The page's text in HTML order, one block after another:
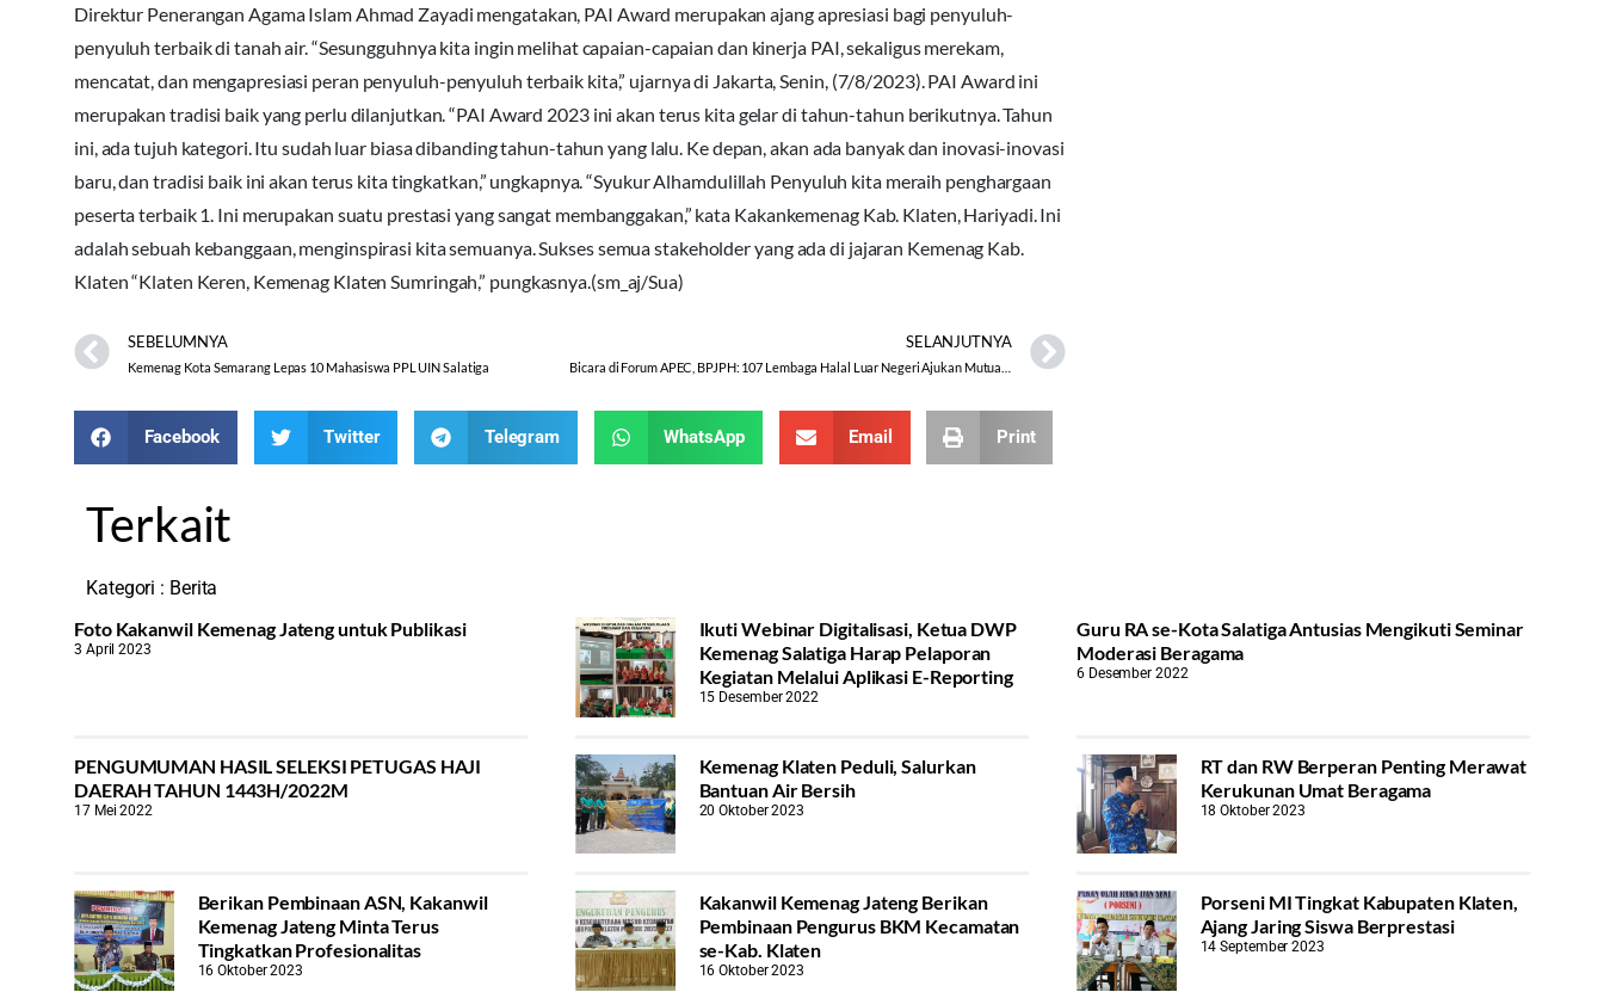
Direktur Penerangan Agama Islam Ahmad Zayadi mengatakan, PAI Award merupakan ajang apresiasi bagi penyuluh-
penyuluh terbaik di tanah air. “Sesungguhnya kita ingin melihat capaian-capaian dan kinerja PAI, sekaligus merekam,
mencatat, dan mengapresiasi peran penyuluh-penyuluh terbaik kita,” ujarnya di Jakarta, Senin, (7/8/2023). PAI Award ini
merupakan tradisi baik yang perlu dilanjutkan. “PAI Award 2023 ini akan terus kita gelar di tahun-tahun berikutnya. Tahun
ini, ada tujuh kategori. Itu sudah luar biasa dibanding tahun-tahun yang lalu. Ke depan, akan ada banyak dan inovasi-inovasi
baru, dan tradisi baik ini akan terus kita tingkatkan,” ungkapnya. “Syukur Alhamdulillah Penyuluh kita meraih penghargaan
peserta terbaik 1. Ini merupakan suatu prestasi yang sangat membanggakan,” kata Kakankemenag Kab. Klaten, Hariyadi. Ini
adalah sebuah kebanggaan, menginspirasi kita semuanya. Sukses semua stakeholder yang ada di jajaran Kemenag Kab.
Klaten “Klaten Keren, Kemenag Klaten Sumringah,” pungkasnya.(sm_aj/Sua)
SEBELUMNYA
Kemenag Kota Semarang Lepas 10 Mahasiswa PPL UIN Salatiga
SELANJUTNYA
Facebook Twitter Telegram WhatsApp Email Print
Terkait
Kategori : Berita
Foto Kakanwil Kemenag Jateng untuk Publikasi
3 April 2023
Ikuti Webinar Digitalisasi, Ketua DWP
Kemenag Salatiga Harap Pelaporan
Kegiatan Melalui Aplikasi E-Reporting
15 Desember 2022
Guru RA se-Kota Salatiga Antusias Mengikuti Seminar
Moderasi Beragama
6 Desember 2022
PENGUMUMAN HASIL SELEKSI PETUGAS HAJI
DAERAH TAHUN 1443H/2022M
17 Mei 2022
Kemenag Klaten Peduli, Salurkan
Bantuan Air Bersih
20 Oktober 2023
RT dan RW Berperan Penting Merawat
Kerukunan Umat Beragama
18 Oktober 2023
Berikan Pembinaan ASN, Kakanwil
Kemenag Jateng Minta Terus
Tingkatkan Profesionalitas
16 Oktober 2023
Kakanwil Kemenag Jateng Berikan
Pembinaan Pengurus BKM Kecamatan
se-Kab. Klaten
16 Oktober 2023
Porseni MI Tingkat Kabupaten Klaten,
Ajang Jaring Siswa Berprestasi
14 September 2023